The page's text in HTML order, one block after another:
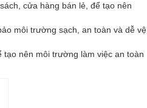
cửa hàng bán lẻ, để tạo nên
môi trường sạch, an toàn và dễ vệ
nên môi trường làm việc an toàn